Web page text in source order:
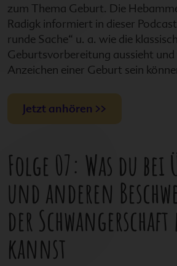
zum Thema Geburt. Die
Radigk informiert in dieser
runde Sache“ u. a. wie die
Geburtsvorbereitung aussieht
Anzeichen einer Geburt sein
Jetzt anhören >>
Folge 07: Was du bei
und anderen
der Schwangerschaft
kannst